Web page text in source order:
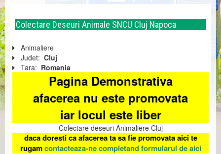
Colectare Deseuri Animale SNCU Cluj Napoca
Animaliere
Judet: Cluj
Tara: Romania
Pagina Demonstrativa
afacerea nu este promovata
iar locul este liber
Colectare deseuri Animaliere Cluj
daca doresti ca afacerea ta sa fie promovata aici te
rugamcontacteaza-ne completand formularul de aici